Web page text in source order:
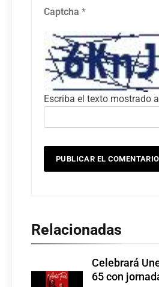
Captcha *
Escriba el texto mostrado
Relacionadas
Celebrará
65 con